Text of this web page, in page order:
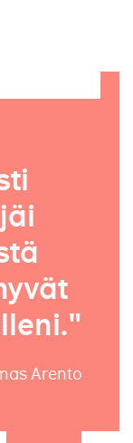
Arento